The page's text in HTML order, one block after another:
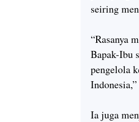
seiring
“Rasanya
Bapak-Ibu
pengelola
Ia juga